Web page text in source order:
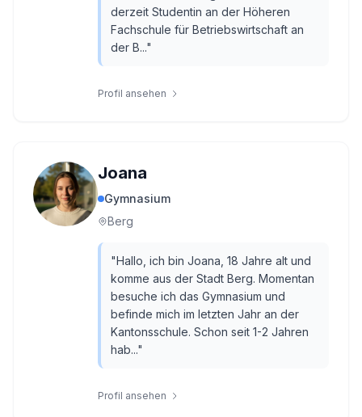
derzeit Studentin an der Höheren
Fachschule für Betriebswirtschaft an
der B..."
Profil ansehen
Joana
Gymnasium
Berg
"Hallo, ich bin Joana, 18 Jahre alt und
komme aus der Stadt Berg. Momentan
besuche ich das Gymnasium und
befinde mich im letzten Jahr an der
Kantonsschule. Schon seit 1-2 Jahren
hab..."
Profil ansehen